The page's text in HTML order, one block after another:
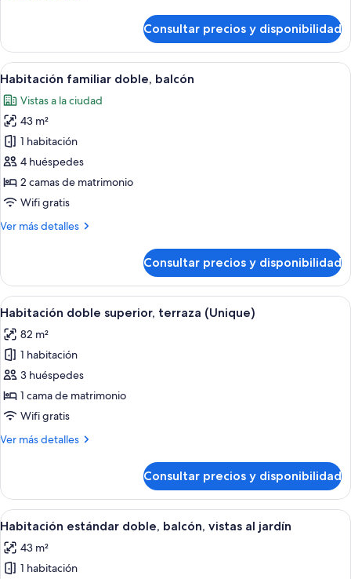
sénior,
terraza
(Unique)
Consultar precios y disponibilidad
Abrir
todas
las
fotos
de
Habitación
familiar
doble,
balcón
Habitación de hotel con dos camas,
4
Habitación familiar doble, balcón
Vistas a la ciudad
43 m²
1 habitación
4 huéspedes
2 camas de matrimonio
Wifi gratis
Ver más detalles
Más
familiar
doble,
balcón
Consultar precios y disponibilidad
Abrir
todas
las
fotos
de
Habitación
doble
terraza
Un baño moderno con un espejo
5
Habitación doble superior, terraza (Unique)
82 m²
1 habitación
3 huéspedes
1 cama de matrimonio
Wifi gratis
Ver más detalles
Más
doble
superior,
terraza
Consultar precios y disponibilidad
Abrir
todas
las
fotos
Habitación de hotel con una cama
4
Habitación estándar doble, balcón, vistas al jardín
43 m²
1 habitación